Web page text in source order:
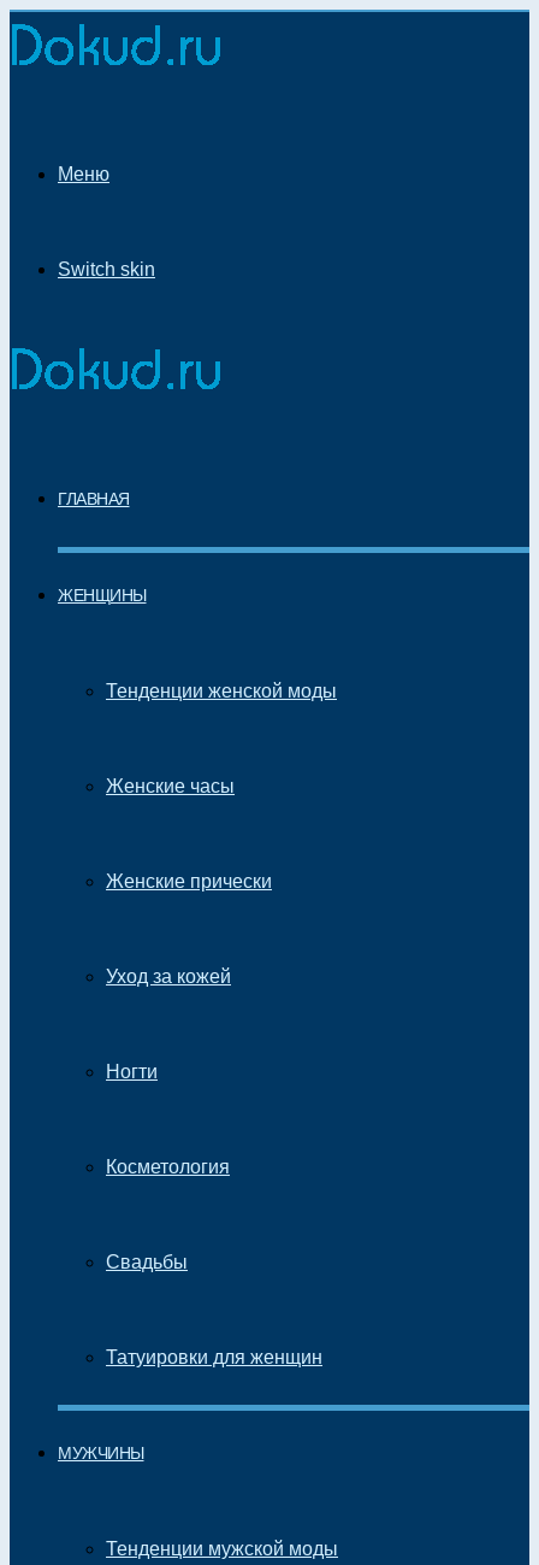
Меню
Switch skin
ГЛАВНАЯ
ЖЕНЩИНЫ
Тенденции женской моды
Женские часы
Женские прически
Уход за кожей
Ногти
Косметология
Свадьбы
Татуировки для женщин
МУЖЧИНЫ
Тенденции мужской моды